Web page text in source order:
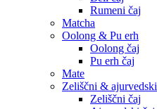
Rumeni čaj
Matcha
Oolong & Pu erh
Oolong čaj
Pu erh čaj
Mate
Zeliščni & ajurvedski
Zeliščni čaj